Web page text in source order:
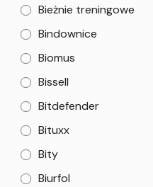
Bieżnie treningowe
Bindownice
Biomus
Bissell
Bitdefender
Bituxx
Bity
Biurfol